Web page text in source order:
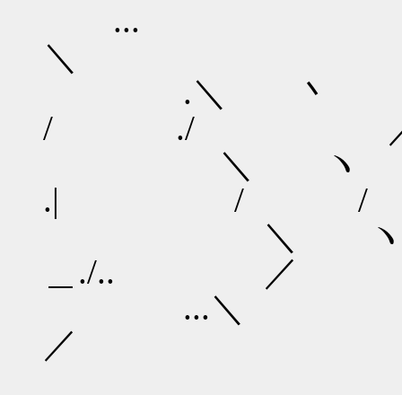
...
.＼
/ ./
＼
.| / /
＼ ヽ ....i.
＿./.. ／
...＼
／